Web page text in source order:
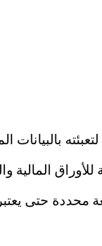
المالية
حتى